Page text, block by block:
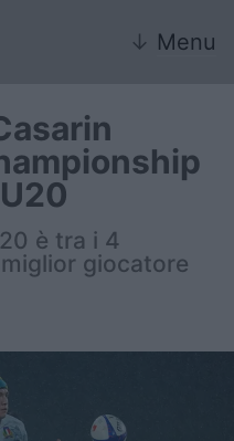
↓ Menu
è tra i 4
giocatore